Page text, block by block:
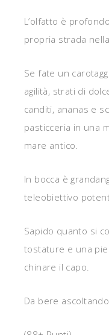
L’olfatto è
propria strada
Se fate un
agilità, strati di
canditi, ananas e
pasticceria in una
mare antico.
In bocca è
teleobiettivo
Sapido quanto si
tostature e una
chinare il capo.
Da bere ascoltando